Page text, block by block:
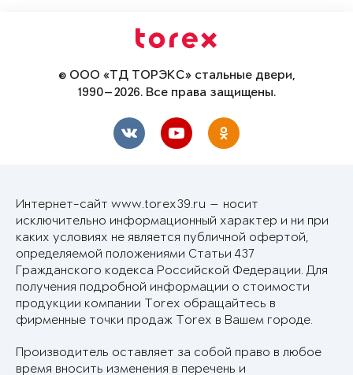
© ООО «ТД ТОРЭКС» стальные двери,
1990—2026. Все права защищены.
Интернет-сайт www.torex39.ru — носит
исключительно информационный характер и ни при
каких условиях не является публичной офертой,
определяемой положениями Статьи 437
Гражданского кодекса Российской Федерации. Для
получения подробной информации о стоимости
продукции компании Torex обращайтесь в
фирменные точки продаж Torex в Вашем городе.
Производитель оставляет за собой право в любое
время вносить изменения в перечень и